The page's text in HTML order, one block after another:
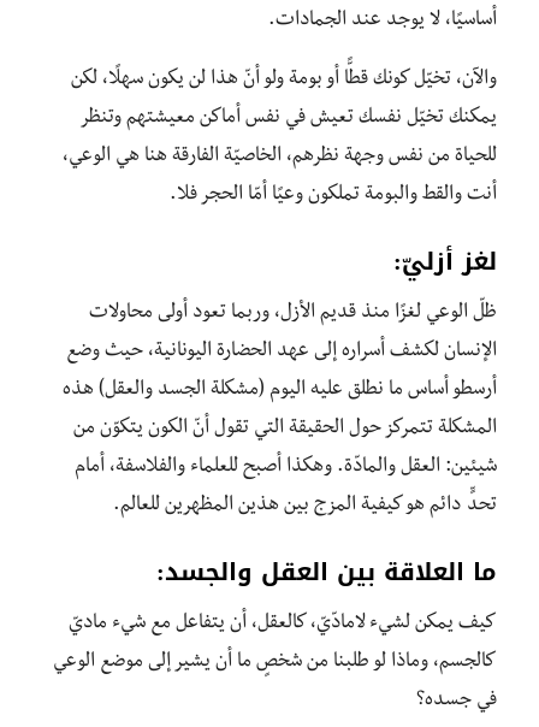
أساسيًا، لا يوجد عند الجمادات.
والآن، تخيّل كونك قطًّا أو بومة ولو أنّ هذا لن يكون سهلًا، لكن
يمكنك تخيّل نفسك تعيش في نفس أماكن معيشتهم وتنظر
للحياة من نفس وجهة نظرهم، الخاصيّة الفارقة هنا هي الوعي،
أنت والقط والبومة تملكون وعيًا أمّا الحجر فلا.
لغز أزليّ:
ظلّ الوعي لغزًا منذ قديم الأزل، وربما تعود أولى محاولات
الإنسان لكشف أسراره إلى عهد الحضارة اليونانية، حيث وضع
أرسطو أساس ما نطلق عليه اليوم (مشكلة الجسد والعقل) هذه
المشكلة تتمركز حول الحقيقة التي تقول أنّ الكون يتكوّن من
شيئين: العقل والمادّة. وهكذا أصبح للعلماء والفلاسفة، أمام
تحدٍّ دائم هو كيفية المزج بين هذين المظهرين للعالم.
ما العلاقة بين العقل والجسد:
كيف يمكن لشيء لامادّيّ، كالعقل، أن يتفاعل مع شيء ماديّ
كالجسم، وماذا لو طلبنا من شخصٍ ما أن يشير إلى موضع الوعي
في جسده؟